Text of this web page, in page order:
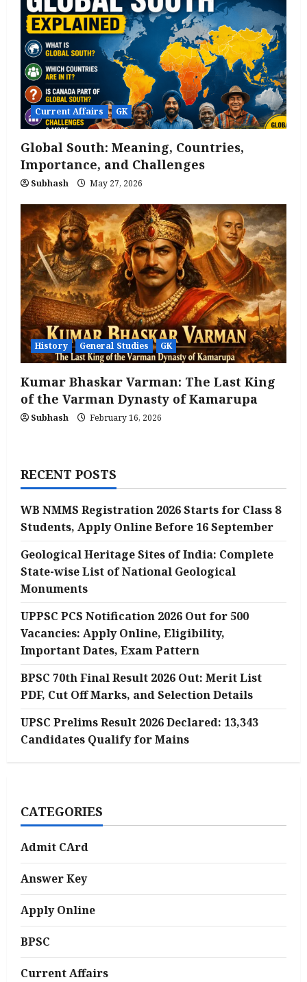
Current Affairs GK
Global South: Meaning, Countries,
Importance, and Challenges
Subhash May 27, 2026
History General Studies GK
Kumar Bhaskar Varman: The Last King
of the Varman Dynasty of Kamarupa
Subhash February 16, 2026
RECENT POSTS
WB NMMS Registration 2026 Starts for Class 8
Students, Apply Online Before 16 September
Geological Heritage Sites of India: Complete
State-wise List of National Geological
Monuments
UPPSC PCS Notification 2026 Out for 500
Vacancies: Apply Online, Eligibility,
Important Dates, Exam Pattern
BPSC 70th Final Result 2026 Out: Merit List
PDF, Cut Off Marks, and Selection Details
UPSC Prelims Result 2026 Declared: 13,343
Candidates Qualify for Mains
CATEGORIES
Admit CArd
Answer Key
Apply Online
BPSC
Current Affairs